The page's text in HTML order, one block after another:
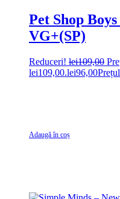
Pet Shop
VG+(SP)
Reduceri! lei109,00
lei109,00.lei96,00
Adaugă în coș